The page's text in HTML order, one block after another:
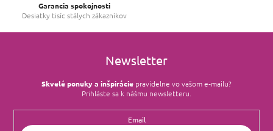
Garancia spokojnosti
Desiatky tisíc stálych zákazníkov
Newsletter
Skvelé ponuky a inšpirácie pravidelne vo vašom e‑mailu?
Prihláste sa k nášmu newsletteru.
Email